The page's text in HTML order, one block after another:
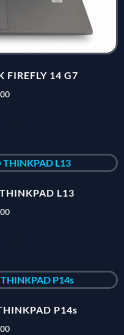
FIREFLY 14 G7
L13
P14s